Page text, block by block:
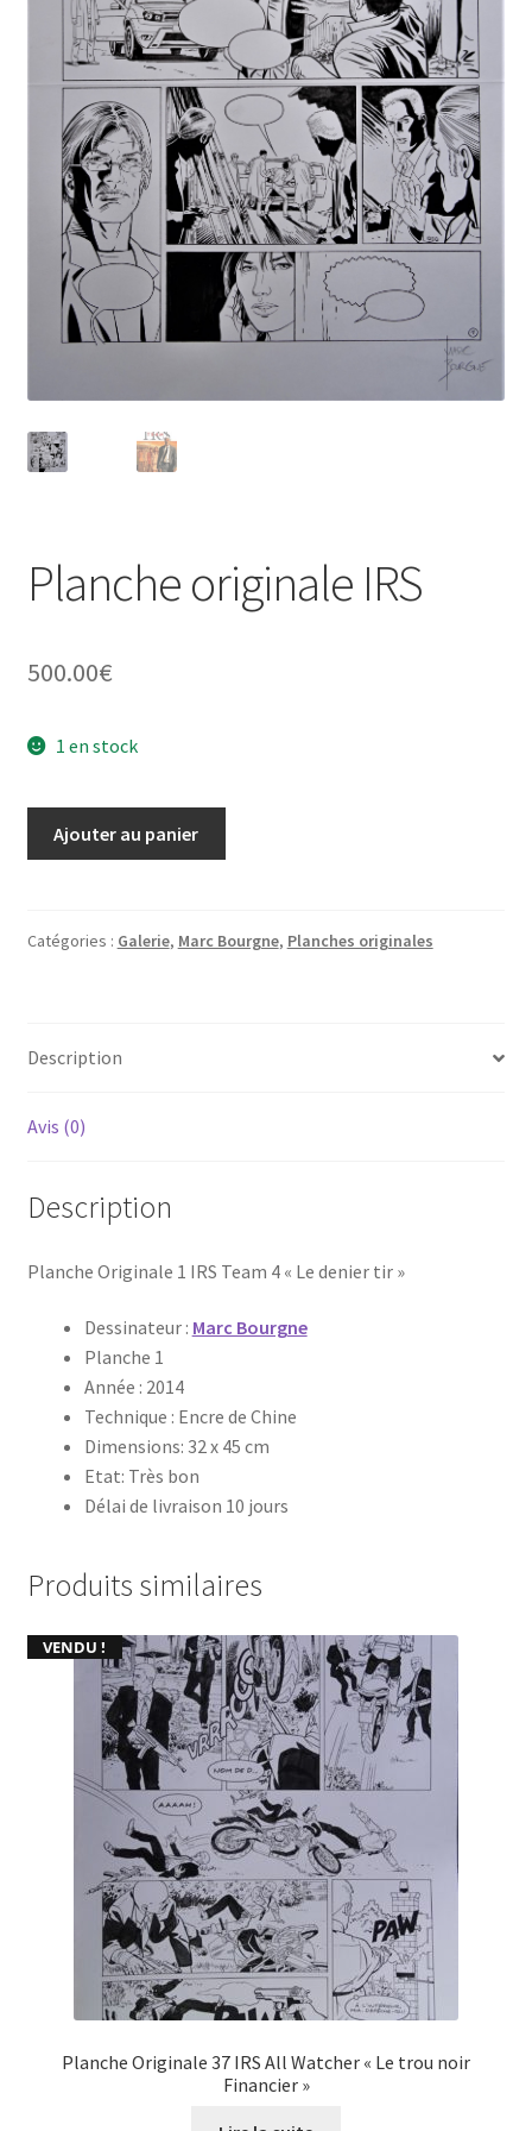
Planche originale IRS
500.00€
1 en stock
IRS
Ajouter au panier
Catégories : Galerie, Marc Bourgne, Planches originales
Description
Avis (0)
Description
Planche Originale 1 IRS Team 4 « Le denier tir »
Dessinateur : Marc Bourgne
Planche 1
Année : 2014
Technique : Encre de Chine
Dimensions: 32 x 45 cm
Etat: Très bon
Délai de livraison 10 jours
Produits similaires
VENDU !
Planche Originale 37 IRS All Watcher « Le trou noir
Financier »